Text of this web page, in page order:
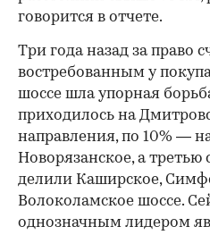
говорится в отчете.
Три года назад за право
востребованным у
шоссе шла упорная
приходилось на
направления, по 10% —
Новорязанское, а третью
делили Каширское,
Волоколамское шоссе.
однозначным лидером